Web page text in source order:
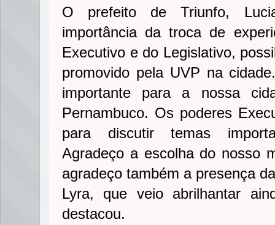
O prefeito de Triunfo,
importância da troca de
Executivo e do Legislativo,
promovido pela UVP na
importante para a nossa
Pernambuco. Os poderes
para discutir temas
Agradeço a escolha do nosso
agradeço também a presença
Lyra, que veio abrilhantar
destacou.